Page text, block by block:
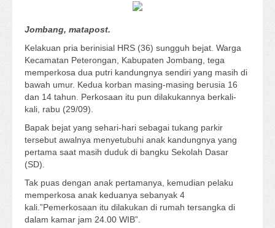
Jombang, matapost.
Kelakuan pria berinisial HRS (36) sungguh bejat. Warga
Kecamatan Peterongan, Kabupaten Jombang, tega
memperkosa dua putri kandungnya sendiri yang masih di
bawah umur. Kedua korban masing-masing berusia 16
dan 14 tahun. Perkosaan itu pun dilakukannya berkali-
kali, rabu (29/09).
Bapak bejat yang sehari-hari sebagai tukang parkir
tersebut awalnya menyetubuhi anak kandungnya yang
pertama saat masih duduk di bangku Sekolah Dasar
(SD).
Tak puas dengan anak pertamanya, kemudian pelaku
memperkosa anak keduanya sebanyak 4
kali.”Pemerkosaan itu dilakukan di rumah tersangka di
dalam kamar jam 24.00 WIB”.